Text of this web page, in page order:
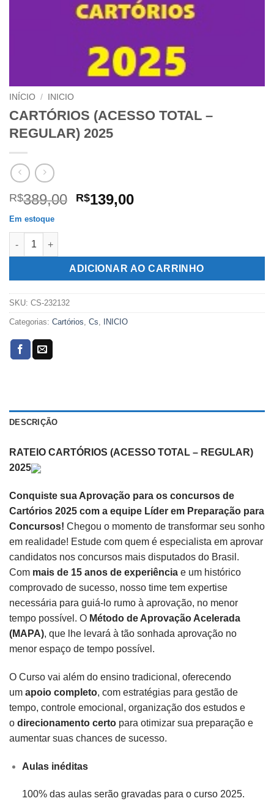
INÍCIO / INICIO
CARTÓRIOS (ACESSO TOTAL –
REGULAR) 2025
R$389,00 O
R$389,00.
R$139,00O
R$139,00.
Em estoque
CARTÓRIOS (ACESSO TOTAL – REGULAR) 2025 quantidade
ADICIONAR AO CARRINHO
SKU: CS-232132
Categorias: Cartórios, Cs, INICIO
DESCRIÇÃO
RATEIO CARTÓRIOS (ACESSO TOTAL – REGULAR)
2025
Conquiste sua Aprovação para os concursos de
Cartórios 2025 com a equipe Líder em Preparação para
Concursos! Chegou o momento de transformar seu sonho
em realidade! Estude com quem é especialista em aprovar
candidatos nos concursos mais disputados do Brasil.
Com mais de 15 anos de experiência e um histórico
comprovado de sucesso, nosso time tem expertise
necessária para guiá-lo rumo à aprovação, no menor
tempo possível. O Método de Aprovação Acelerada
(MAPA), que lhe levará à tão sonhada aprovação no
menor espaço de tempo possível.
O Curso vai além do ensino tradicional, oferecendo
um apoio completo, com estratégias para gestão de
tempo, controle emocional, organização dos estudos e
o direcionamento certo para otimizar sua preparação e
aumentar suas chances de sucesso.
Aulas inéditas
100% das aulas serão gravadas para o curso 2025.